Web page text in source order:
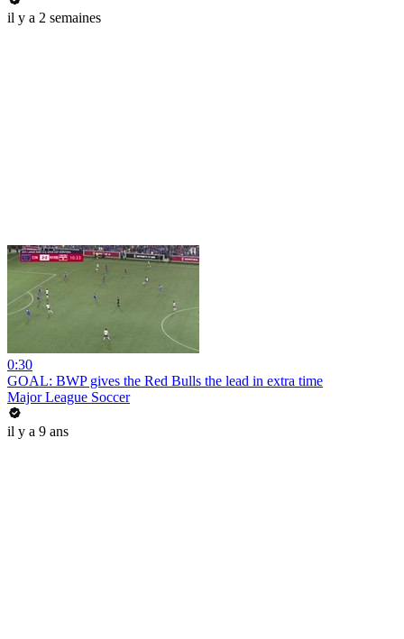
il y a 2 semaines
0:30
GOAL: BWP gives the Red Bulls the lead in extra time
Major League Soccer
il y a 9 ans